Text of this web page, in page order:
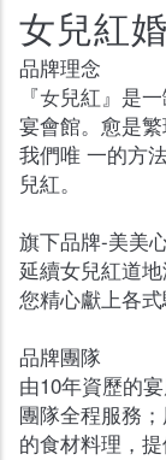
女兒紅
品牌理念
『女兒紅』是
宴會館。愈是
我們唯 一的方
兒紅。
旗下品牌-美美
延續女兒紅道
您精心獻上各
品牌團隊
由10年資歷的
團隊全程服務
的食材料理，